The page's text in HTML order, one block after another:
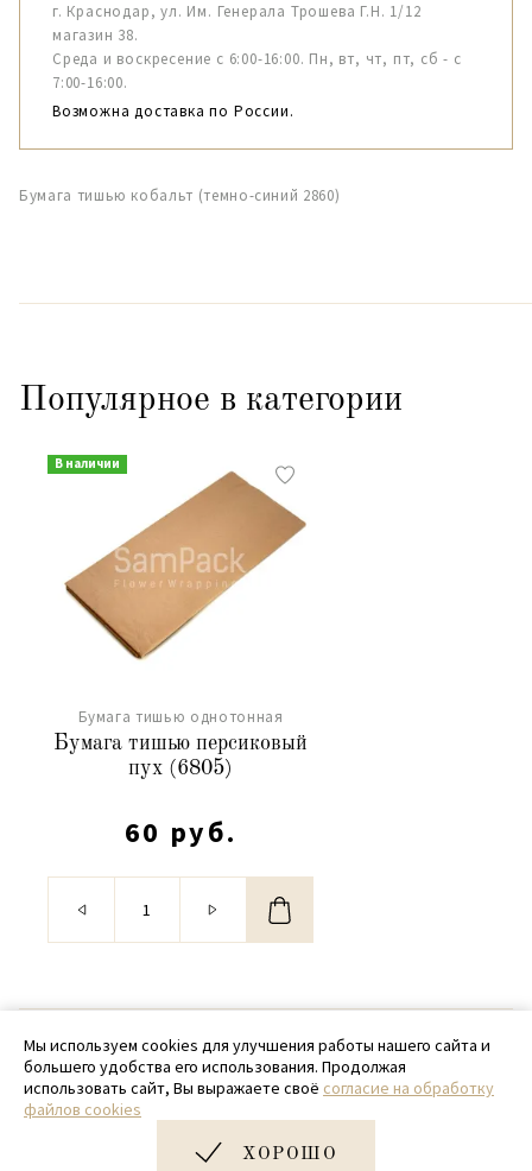
г. Краснодар, ул. Им. Генерала Трошева Г.Н. 1/12
магазин 38.
Среда и воскресение с 6:00-16:00. Пн, вт, чт, пт, сб - с
7:00-16:00.
Возможна доставка по России.
Бумага тишью кобальт (темно-синий 2860)
Популярное в категории
В наличии
Бумага тишью однотонная
Бумага тишью персиковый
пух (6805)
60 руб.
© 2020 - 2026 SamPack
+ 7 (918) 699-97-87
zakaz@sampack.store
Мы используем cookies для улучшения работы нашего сайта и
большего удобства его использования. Продолжая
использовать сайт, Вы выражаете своё согласие на обработку
файлов cookies
ХОРОШО